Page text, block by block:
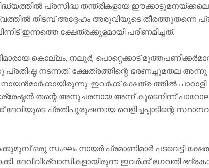
പ്രസിദ്ധ തന്ത്രികളായ
തിടമ്പ് അദ്ദേഹം അരുവിയുടെ തീരത്തുതന്നെ
ഇന്നത്തെ ക്ഷേത്രക്കുളമായി പരിണമിച്ചത്.
കൊല്ലം, നലൂർ, പൊറ്റെക്കാട്
നടന്നത്. ക്ഷേത്രത്തിന്റെ ഭരണച്ചുമതല അന്നു
ഇവർക്ക് ക്ഷേത്ര ത്തിൽ
തന്റെ അനുചരനായ അന്ന് കൂടെനിന്ന്
ദേവിയുടെ പ്രതിപുരുഷനായ വെളിച്ചപ്പാടിന്റെ
ഒരു സംഘം നായർ പ്രമാണിമാർ പടവെട്ടി
ദേവീവിശ്വാസികളായിരുന്ന ഇവർക്ക് ഭഗവതി